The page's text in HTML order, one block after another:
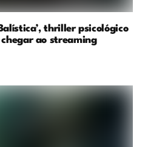
thriller psicológico
ao streaming